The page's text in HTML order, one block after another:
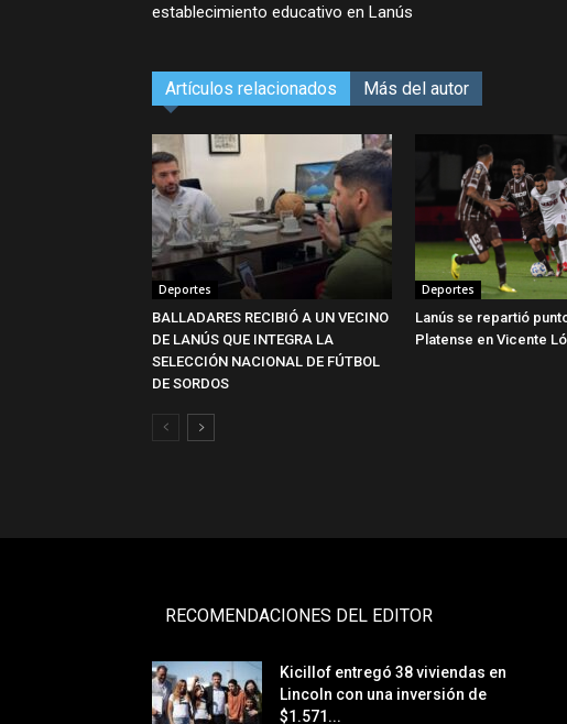
establecimiento educativo en Lanús
Artículos relacionados Más del autor
Deportes
BALLADARES RECIBIÓ A UN VECINO
DE LANÚS QUE INTEGRA LA
SELECCIÓN NACIONAL DE FÚTBOL
DE SORDOS
Deportes
Lanús se repartió
Platense en Vicente
RECOMENDACIONES DEL EDITOR
Kicillof entregó 38 viviendas en
Lincoln con una inversión de
$1.571...